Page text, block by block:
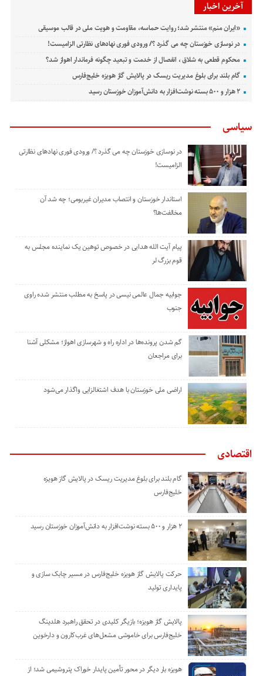
آخرین اخبار
«ایران منم» منتشر شد؛ روایت حماسه، مقاومت و هویت ملی در قالب موسیقی
در نوسازی خوزستان چه می گذرد ؟/ ورودی فوری نهادهای نظارتی الزامیست!
محکوم قطعی به شلاق ، انفصال از خدمت و تبعید چگونه فرماندار اهواز شد؟
گام بلند برای بلوغ مدیریت ریسک در پالایش گاز هویزه خلیج‌فارس
۲ هزار و ۵۰۰ بسته نوشت‌افزار به دانش‌آموزان خوزستان رسید
سیاسی
در نوسازی خوزستان چه می گذرد ؟/ ورودی فوری نهادهای نظارتی
الزامیست!
استاندار خوزستان و انتصاب مدیران غیربومی؛ چه شد آن
مخالفت‌ها؟
پیام آیت الله هدایی در خصوص توهین یک نماینده مجلس به
قوم بزرگ لر
جوابیه جمال عالمی نیسی در پاسخ به مطلب منتشر شده راوی
جنوب
گم شدن پرونده‌ها در اداره راه و شهرسازی اهواز؛ مشکلی آشنا
برای مراجعان
اراضی ملی خوزستان با هدف اشتغالزایی واگذار می‌شود
اقتصادی
گام بلند برای بلوغ مدیریت ریسک در پالایش گاز هویزه
خلیج‌فارس
۲ هزار و ۵۰۰ بسته نوشت‌افزار به دانش‌آموزان خوزستان رسید
حرکت پالایش گاز هویزه خلیج‌فارس در مسیر چابک سازی و
پایداری تولید
پالایش گاز هویزه؛ بازیگر کلیدی در تحقق راهبرد هلدینگ
خلیج‌فارس برای خاموشی مشعل‌های غرب‌کارون و دارخوین
هویزه بار دیگر در محور تأمین پایدار خوراک پتروشیمی شد؛ از